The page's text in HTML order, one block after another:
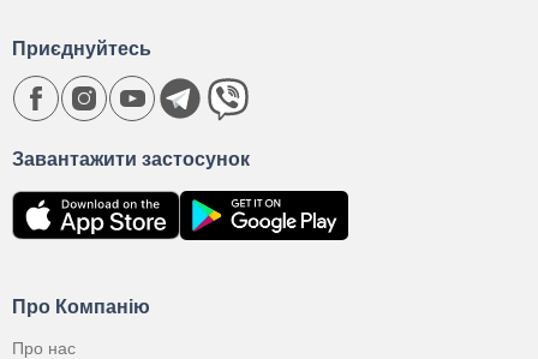
Про Компанію
Про нас
Завантажити застосунок
Приєднуйтесь